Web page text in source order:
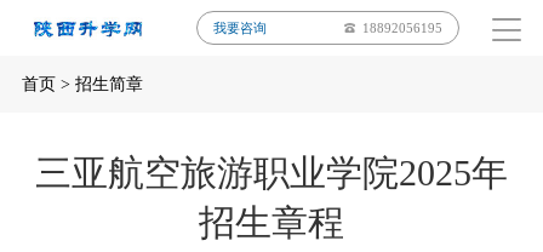
我要咨询 18892056195
首页> 招生简章
三亚航空旅游职业学院2025年
招生章程